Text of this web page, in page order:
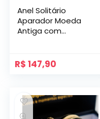
Anel Solitário
Aparador Moeda
Antiga com
R$ 147,90